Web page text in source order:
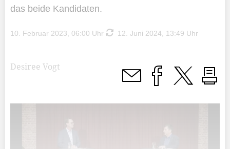
das beide Kandidaten.
10. Februar 2023, 06:00 Uhr 12. Juni 2024, 13:49 Uhr
Desiree Vogt